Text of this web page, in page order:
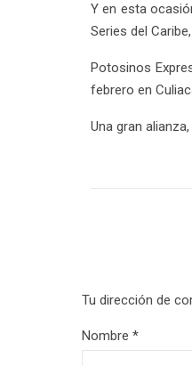
Y en esta
Series del
Potosinos
febrero en
Una gran
Tu dirección de
Nombre *